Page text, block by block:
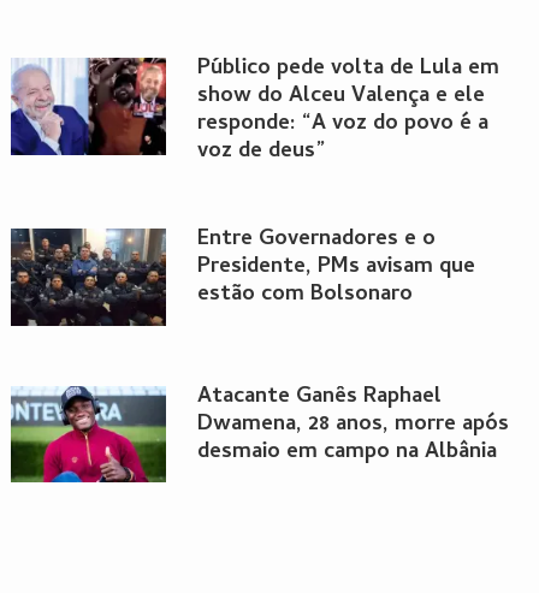
Público pede volta de Lula em
show do Alceu Valença e ele
responde: “A voz do povo é a
voz de deus”
Entre Governadores e o
Presidente, PMs avisam que
estão com Bolsonaro
Atacante Ganês Raphael
Dwamena, 28 anos, morre após
desmaio em campo na Albânia